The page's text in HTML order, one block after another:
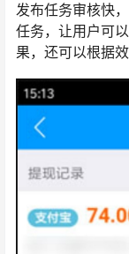
发布任务审核快
任务，让用户可
果，还可以根据